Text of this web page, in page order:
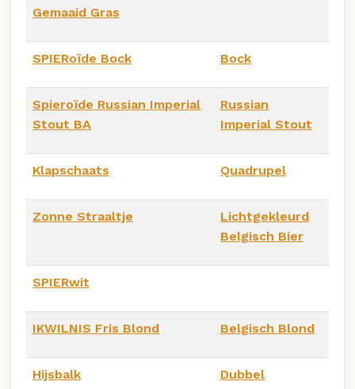
Gemaaid Gras
SPIERoïde Bock Bock
Spieroïde Russian Imperial
Stout BA
Russian
Imperial Stout
Klapschaats Quadrupel
Zonne Straaltje
Lichtgekleurd
Belgisch Bier
SPIERwit
IKWILNIS Fris Blond Belgisch Blond
Hijsbalk Dubbel